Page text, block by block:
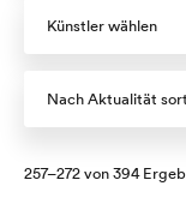
Künstler wählen
Nach Aktualität
257–272 von 394